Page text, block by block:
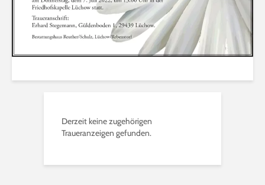
Derzeit keine zugehörigen
Traueranzeigen gefunden.